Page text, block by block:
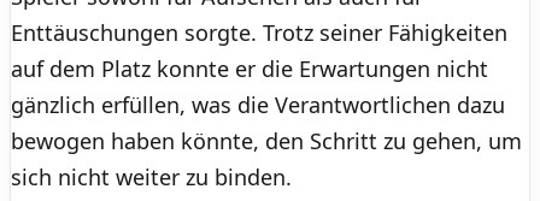
Enttäuschungen sorgte. Trotz seiner Fähigkeiten
auf dem Platz konnte er die Erwartungen nicht
gänzlich erfüllen, was die Verantwortlichen dazu
bewogen haben könnte, den Schritt zu gehen, um
sich nicht weiter zu binden.